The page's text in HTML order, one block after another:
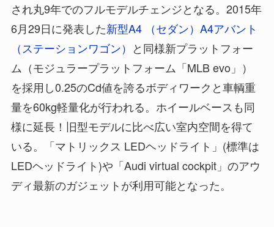
され丸9年でのフルモデルチェンジとなる。2015年
6月29日に発表した新型A4 （セダン）A4アバント
（ステーションワゴン） と同様新プラットフォー
ム（モジュラープラットフォーム「MLB evo」）
を採用し0.25のCd値を誇るボディワークと車輌重
量を60kg軽量化が行われる。ホイールベースも同
様に延長！旧型モデルに比べ広い室内空間を得て
いる。「マトリックス LEDヘッドライト」(標準は
LEDヘッドライト)や「Audi virtual cockpit」のアウ
ディ最新のガジェットが利用可能となった。